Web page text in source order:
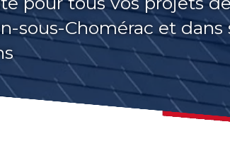
sous-Chomérac et dans